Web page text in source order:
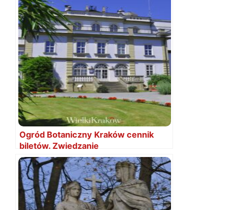
Ogród Botaniczny Kraków cennik
biletów. Zwiedzanie